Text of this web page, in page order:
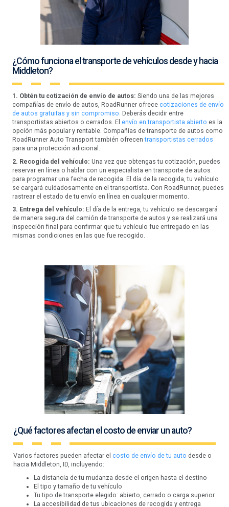
¿Cómo funciona el transporte de vehículos desde y hacia
Middleton?
1. Obtén tu cotización de envío de autos: Siendo una de las mejores
compañías de envío de autos, RoadRunner ofrece cotizaciones de envío
de autos gratuitas y sin compromiso. Deberás decidir entre
transportistas abiertos o cerrados. El envío en transportista abierto es la
opción más popular y rentable. Compañías de transporte de autos como
RoadRunner Auto Transport también ofrecentransportistas cerrados
para una protección adicional.
2. Recogida del vehículo: Una vez que obtengas tu cotización, puedes
reservar en línea o hablar con un especialista en transporte de autos
para programar una fecha de recogida. El día de la recogida, tu vehículo
se cargará cuidadosamente en el transportista. Con RoadRunner, puedes
rastrear el estado de tu envío en línea en cualquier momento.
3. Entrega del vehículo: El día de la entrega, tu vehículo se descargará
de manera segura del camión de transporte de autos y se realizará una
inspección final para confirmar que tu vehículo fue entregado en las
mismas condiciones en las que fue recogido.
¿Qué factores afectan el costo de enviar un auto?
Varios factores pueden afectar elcosto de envío de tu auto desde o
hacia Middleton, ID, incluyendo:
La distancia de tu mudanza desde el origen hasta el destino
El tipo y tamaño de tu vehículo
Tu tipo de transporte elegido: abierto, cerrado o carga superior
La accesibilidad de tus ubicaciones de recogida y entrega